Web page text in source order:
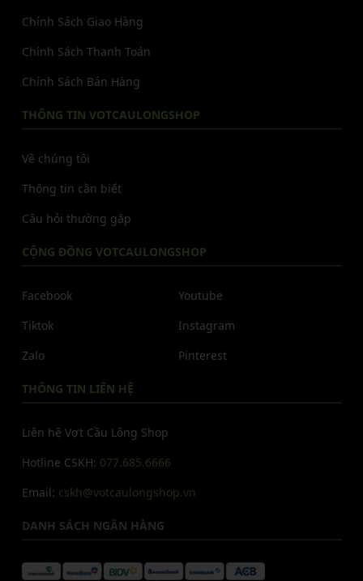
Chính Sách Giao Hàng
Chính Sách Thanh Toán
Chính Sách Bán Hàng
THÔNG TIN VOTCAULONGSHOP
Về chúng tôi
Thông tin cần biết
Câu hỏi thường gặp
CỘNG ĐỒNG VOTCAULONGSHOP
Facebook
Tiktok
Zalo
Youtube
Instagram
Pinterest
THÔNG TIN LIÊN HỆ
Liên hệ Vợt Cầu Lông Shop
Hotline CSKH: 077.685.6666
Email: cskh@votcaulongshop.vn
DANH SÁCH NGÂN HÀNG